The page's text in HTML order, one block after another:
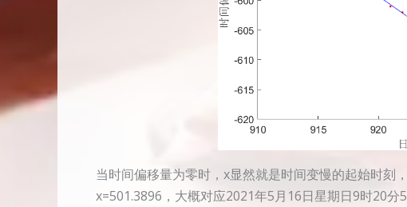
当时间偏移量为零时，x显然就是时间变慢的起始时刻
x=501.3896，大概对应2021年5月16日星期日9时20